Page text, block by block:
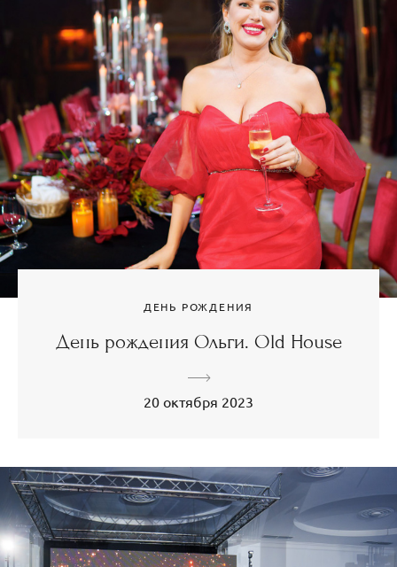
ДЕНЬ РОЖДЕНИЯ
День рождения Ольги. Old House
20 октября 2023